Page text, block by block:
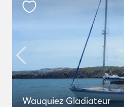
Wauquiez Gladiateur